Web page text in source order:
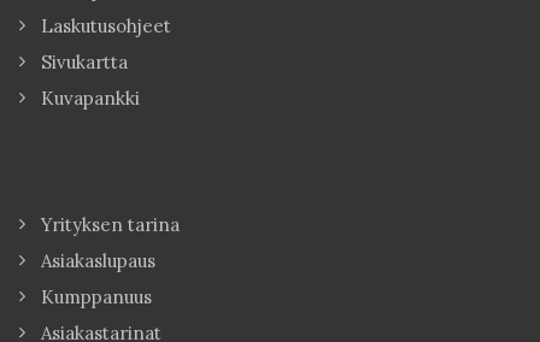
Laskutusohjeet
Sivukartta
Kuvapankki
Yrityksen tarina
Asiakaslupaus
Kumppanuus
Asiakastarinat